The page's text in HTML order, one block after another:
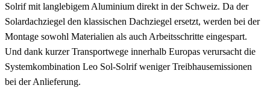
Solrif mit langlebigem Aluminium direkt in der Schweiz. Da der
Solardachziegel den klassischen Dachziegel ersetzt, werden bei der
Montage sowohl Materialien als auch Arbeitsschritte eingespart.
Und dank kurzer Transportwege innerhalb Europas verursacht die
Systemkombination Leo Sol-Solrif weniger Treibhausemissionen
bei der Anlieferung.